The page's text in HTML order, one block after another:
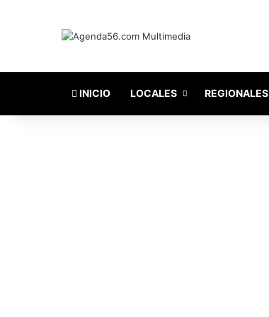
INICIO LOCALES REGIONALES